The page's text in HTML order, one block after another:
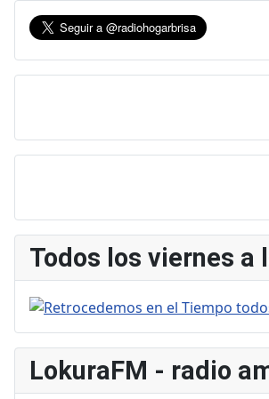
Todos los viernes a
LokuraFM - radio